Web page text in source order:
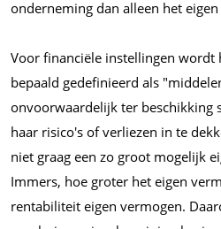
onderneming dan alleen het
Voor financiële instellingen wordt
bepaald gedefinieerd als
onvoorwaardelijk ter beschikking
haar risico's of verliezen in te
niet graag een zo groot mogelijk
Immers, hoe groter het eigen
rentabiliteit eigen vermogen.